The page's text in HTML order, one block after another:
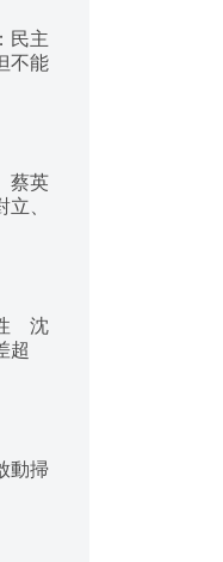
民主
不能
蔡英
、
沈
超
動掃